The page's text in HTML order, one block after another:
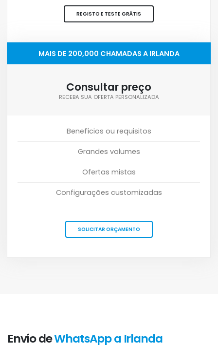
REGISTO E TESTE GRÁTIS
MAIS DE 200,000 CHAMADAS A IRLANDA
Consultar preço
RECEBA SUA OFERTA PERSONALIZADA
Benefícios ou requisitos
Grandes volumes
Ofertas mistas
Configurações customizadas
SOLICITAR ORÇAMENTO
Envío deWhatsApp a Irlanda